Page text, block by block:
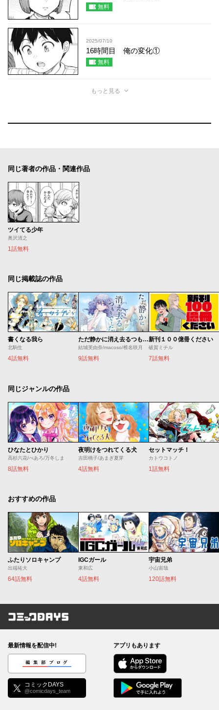
無料
2025/07/10
16時間目 俺の変化①
無料
もっと見る
同じ著者の作品・関連作品
ツイてる少年
奥沢清之
1話無料
同じ掲載誌の作品
書くなる我ら
北駒生
4話無料
ただ静かに消え去るつもりでした
結城芙由奈/macoso/椎名咲月
9話無料
新刊１００億冊ください
破賀ミチル
7話無料
同じジャンルの作品
ひなたとひかり
高杉六花/べあろ/万冬しま
8話無料
夜明けをつれてくる犬
吉田桃子/あまぎ夏芽
4話無料
セットマッチ！
カトウコトノ
1話無料
おすすめの作品
ふたりソロキャンプ
出端祐大
64話無料
IGCガール
東和広
4話無料
宇宙兄弟
小山宙哉
120話無料
コミックDAYS
最新情報を配信中!
編集部ブログ
コミックDAYS
@comicdays_team
アプリもあります